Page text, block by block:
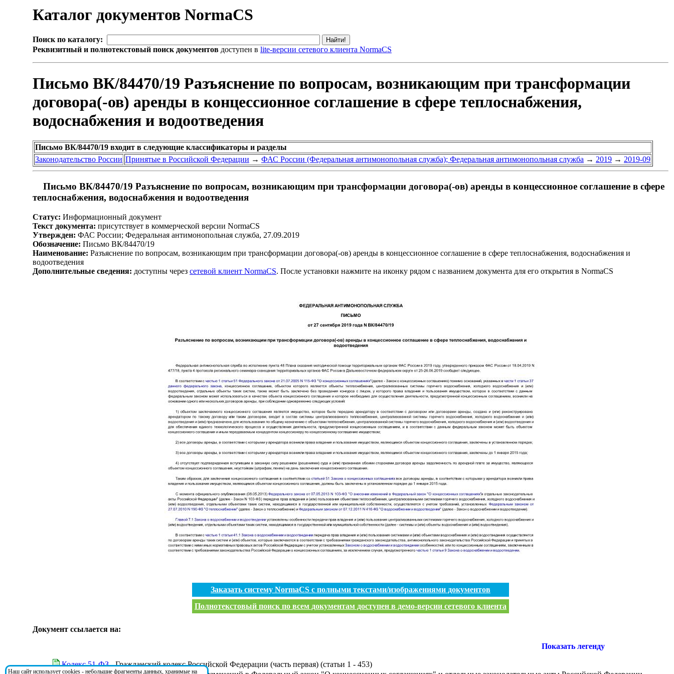
Каталог документов NormaCS
Поиск по каталогу:
Реквизитный и полнотекстовый поиск документов доступен в lite-версии сетевого клиента NormaCS
Письмо ВК/84470/19 Разъяснение по вопросам, возникающим при трансформации
договора(-ов) аренды в концессионное соглашение в сфере теплоснабжения,
водоснабжения и водоотведения
Письмо ВК/84470/19 входит в следующие классификаторы и разделы
Законодательство России Принятые в Российской Федерации → ФАС России (Федеральная антимонопольная служба); Федеральная антимонопольная служба → 2019 → 2019-09
Письмо ВК/84470/19 Разъяснение по вопросам, возникающим при трансформации договора(-ов) аренды в концессионное соглашение в сфере
теплоснабжения, водоснабжения и водоотведения
Статус: Информационный документ
Текст документа: присутствует в коммерческой версии NormaCS
Утвержден: ФАС России; Федеральная антимонопольная служба, 27.09.2019
Обозначение: Письмо ВК/84470/19
Наименование: Разъяснение по вопросам, возникающим при трансформации договора(-ов) аренды в концессионное соглашение в сфере теплоснабжения, водоснабжения и
водоотведения
Дополнительные сведения: доступны через сетевой клиент NormaCS. После установки нажмите на иконку рядом с названием документа для его открытия в NormaCS
Заказать систему NormaCS с полными текстами/изображениями документов
Полнотекстовый поиск по всем документам доступен в демо-версии сетевого клиента
Документ ссылается на:
Показать легенду
Кодекс 51-ФЗ- Гражданский кодекс Российской Федерации (часть первая) (статьи 1 - 453)
Наш сайт использует cookies - небольшие фрагменты данных, хранимые на